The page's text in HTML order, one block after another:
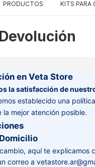
PRODUCTOS KITS PARA
en Veta Store
la satisfacción de
establecido una
mejor atención posible.
aquí te explicamos
correo a